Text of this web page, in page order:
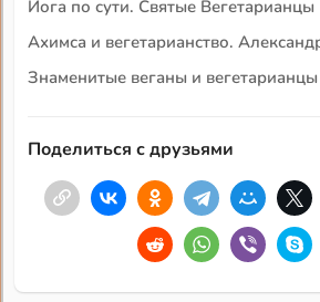
Йога по сути. Святые Вегетарианцы
Ахимса и вегетарианство.
Знаменитые веганы и вегетарианцы
Поделиться с друзьями